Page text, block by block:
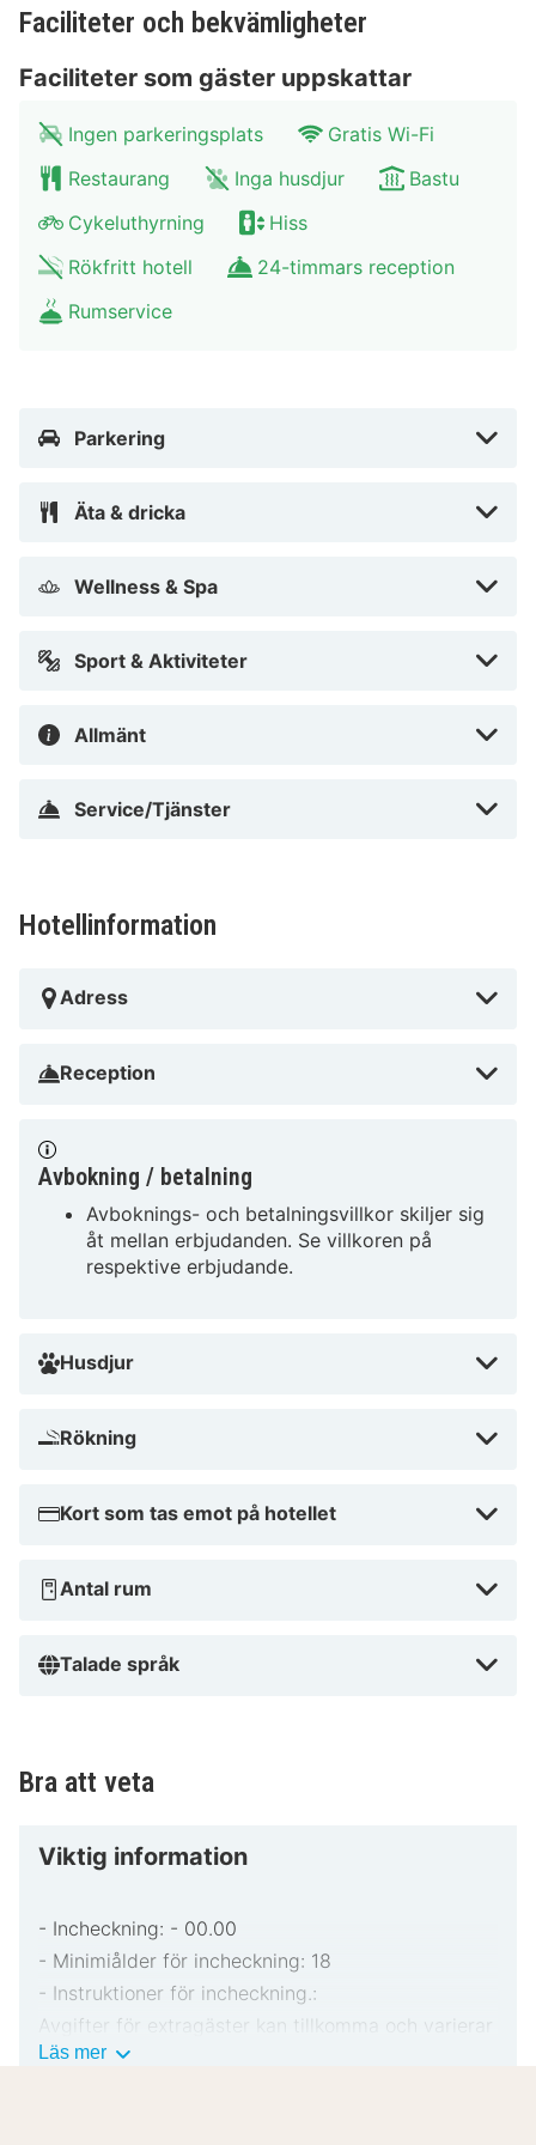
0,5 km Berlins katedral - 0,6 km Pergamonmuseum -
0,6 km Neues Museum - 0,6 km Nikolaikirche - 0,7 km
Humboldt Forum - 0,8 km Unter den Linden - 0,8 km
Humboldt-Universität zu Berlin - 0,8 km
Alexanderplatz - 0,8 km Classik Hotel Alexander Plaza
rekommenderar att du använder flygplatsen Berlin
(BER-Brandenburg) - 27,7 km
Classik Hotel Alexander Plaza placerar dig mitt i Berlin,
med tio minuters promenadväg till Berliner
Faciliteter och bekvämligheter
Faciliteter som gäster uppskattar
Ingen parkeringsplats
Gratis Wi-Fi
Restaurang
Inga husdjur
Bastu
Cykeluthyrning
Hiss
Rökfritt hotell
24-timmars reception
Rumservice
Parkering
Äta & dricka
Wellness & Spa
Sport & Aktiviteter
Allmänt
Service/Tjänster
Hotellinformation
Adress
Reception
Avbokning / betalning
Avboknings- och betalningsvillkor skiljer sig
åt mellan erbjudanden. Se villkoren på
respektive erbjudande.
Husdjur
Rökning
Kort som tas emot på hotellet
Antal rum
Talade språk
Bra att veta
Viktig information
- Incheckning: - 00.00
- Minimiålder för incheckning: 18
- Instruktioner för incheckning.:
Avgifter för extragäster kan tillkomma och varierar
i enlighet med boendets policy.
Läs merViktig